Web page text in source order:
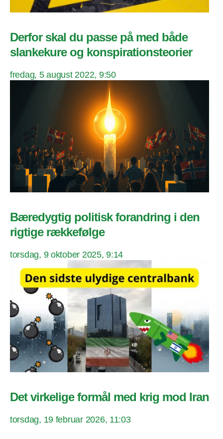
Derfor skal du passe på med både
slankekure og konspirationsteorier
fredag, 5 august 2022, 9:50
Bæredygtig politisk forandring i den
rigtige rækkefølge
torsdag, 9 oktober 2025, 9:14
Det virkelige formål med krig mod Iran
torsdag, 19 februar 2026, 11:03